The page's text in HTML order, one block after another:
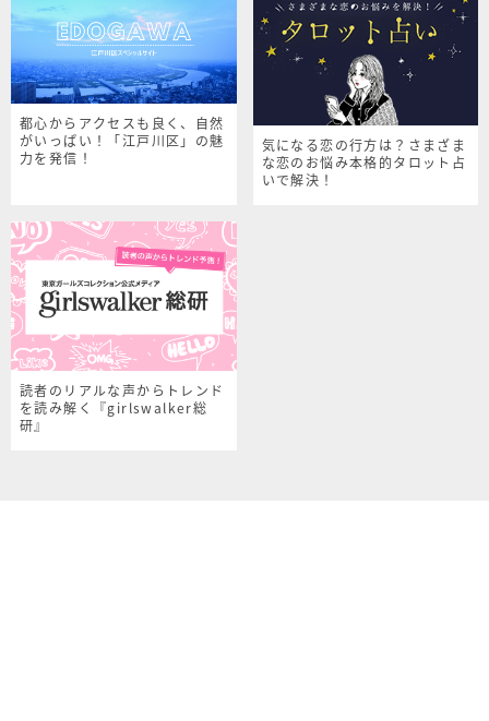
都心からアクセスも良く、自然
がいっぱい！「江戸川区」の魅
力を発信！
気になる恋の行方は？さまざま
な恋のお悩み本格的タロット占
いで解決！
読者のリアルな声からトレンド
を読み解く『girlswalker総
研』